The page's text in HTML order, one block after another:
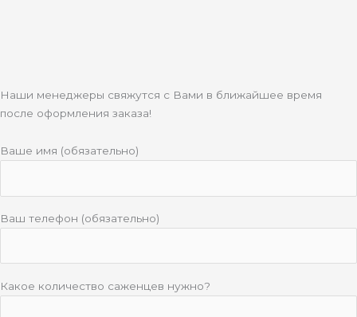
Наши менеджеры свяжутся с Вами в ближайшее время
после оформления заказа!
Ваше имя (обязательно)
Ваш телефон (обязательно)
Какое количество саженцев нужно?